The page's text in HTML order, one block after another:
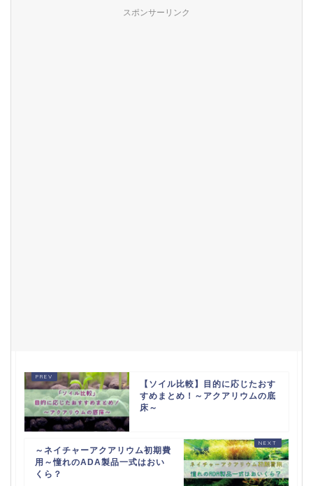
スポンサーリンク
【ソイル比較】目的に応じたおす
すめまとめ！～アクアリウムの底
床～
～ネイチャーアクアリウム初期費
用～憧れのADA製品一式はおい
くら？